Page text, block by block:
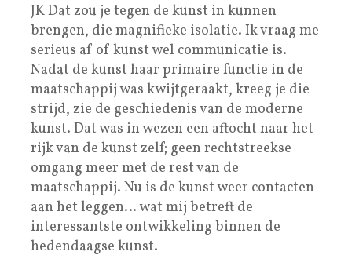
JK Dat zou je tegen de kunst in kunnen
brengen, die magnifieke isolatie. Ik vraag me
serieus af of kunst wel communicatie is.
Nadat de kunst haar primaire functie in de
maatschappij was kwijtgeraakt, kreeg je die
strijd, zie de geschiedenis van de moderne
kunst. Dat was in wezen een aftocht naar het
rijk van de kunst zelf; geen rechtstreekse
omgang meer met de rest van de
maatschappij. Nu is de kunst weer contacten
aan het leggen… wat mij betreft de
interessantste ontwikkeling binnen de
hedendaagse kunst.